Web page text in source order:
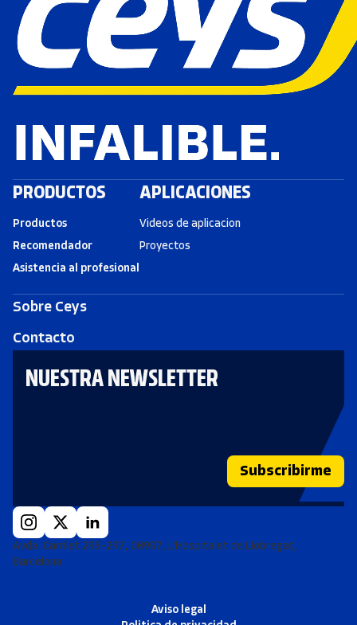
PRODUCTOS
Productos
Recomendador
Asistencia al profesional
APLICACIONES
Videos de aplicacion
Proyectos
Sobre Ceys
Contacto
NUESTRA NEWSLETTER
Subscribirme
Avda. Carrilet 293-297, 08907, L'Hospitalet de Llobregat,
Barcelona
Aviso legal